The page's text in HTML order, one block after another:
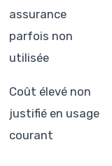
assurance
parfois non
utilisée
Coût élevé non
justifié en usage
courant